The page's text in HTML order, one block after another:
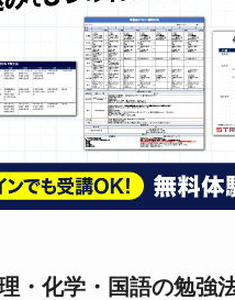
・化学・国語の勉強